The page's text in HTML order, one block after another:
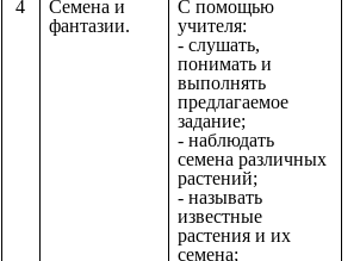
4
Семена и
фантазии.
С помощью
учителя:
- слушать,
понимать и
выполнять
предлагаемое
задание;
- наблюдать
семена различных
растений;
- называть
известные
растения и их
семена;